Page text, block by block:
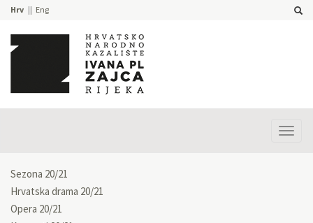
Hrv Eng
Sezona 20/21
Hrvatska drama 20/21
Opera 20/21